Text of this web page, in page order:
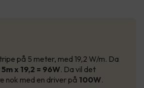
på 5 meter, med 19,2 W/m. Da
5m x 19,2 = 96W. Da vil det
nok med en driver på 100W.